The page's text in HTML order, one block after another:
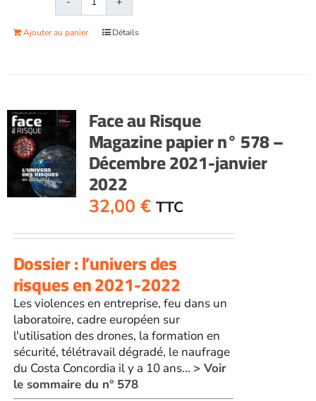
quantité
de
Face
577
-
Novembre
2021
Ajouter au panier Détails
Face au Risque
Magazine papier n° 578 –
Décembre 2021-janvier
2022
32,00 € TTC
Dossier : l’univers des
risques en 2021-2022
Les violences en entreprise, feu dans un
laboratoire, cadre européen sur
l'utilisation des drones, la formation en
sécurité, télétravail dégradé, le naufrage
du Costa Concordia il y a 10 ans... > Voir
le sommaire du n° 578